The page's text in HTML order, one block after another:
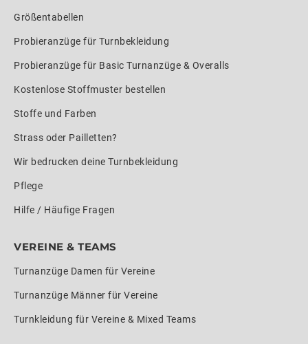
Größentabellen
Probieranzüge für Turnbekleidung
Probieranzüge für Basic Turnanzüge & Overalls
Kostenlose Stoffmuster bestellen
Stoffe und Farben
Strass oder Pailletten?
Wir bedrucken deine Turnbekleidung
Pflege
Hilfe / Häufige Fragen
VEREINE & TEAMS
Turnanzüge Damen für Vereine
Turnanzüge Männer für Vereine
Turnkleidung für Vereine & Mixed Teams